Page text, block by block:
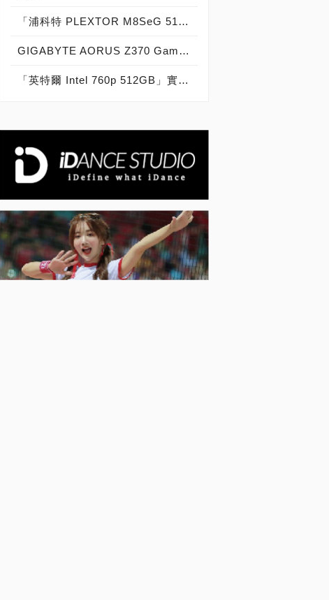
「浦科特 PLEXTOR M8SeG 512GB」實測開箱，PCIe 3.0 x4小鋼炮極致寫入速度固態硬碟！
GIGABYTE AORUS Z370 Gaming 7，RGB燈光絢麗奪目！
「英特爾 Intel 760p 512GB」實測開箱，PCIe 3.0 x4 M.2 NVMe高效能固態硬碟！